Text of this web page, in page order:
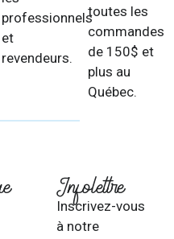
professionnels
et
revendeurs.
toutes les
commandes
de 150$ et
plus au
Québec.
Infolettre
Inscrivez-vous
à notre